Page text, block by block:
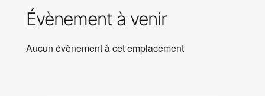
Évènement à venir
Aucun évènement à cet emplacement